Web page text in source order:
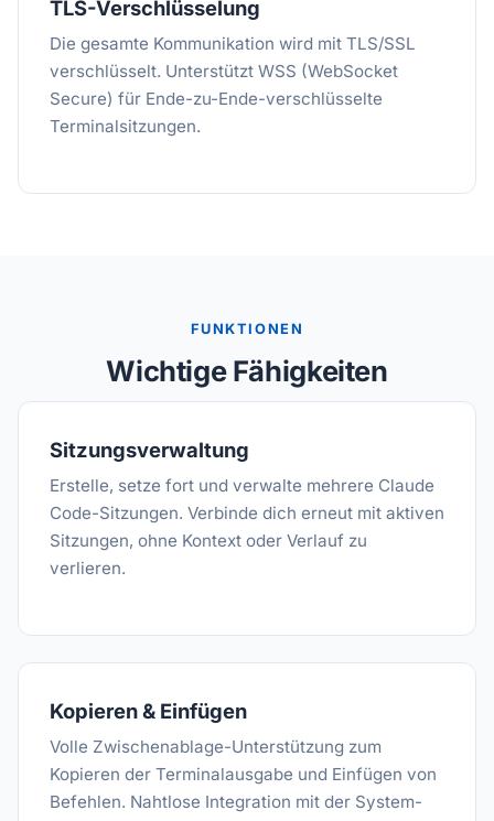
TLS-Verschlüsselung
Die gesamte Kommunikation wird mit TLS/SSL
verschlüsselt. Unterstützt WSS (WebSocket
Secure) für Ende-zu-Ende-verschlüsselte
Terminalsitzungen.
FUNKTIONEN
Wichtige Fähigkeiten
Sitzungsverwaltung
Erstelle, setze fort und verwalte mehrere Claude
Code-Sitzungen. Verbinde dich erneut mit aktiven
Sitzungen, ohne Kontext oder Verlauf zu
verlieren.
Kopieren & Einfügen
Volle Zwischenablage-Unterstützung zum
Kopieren der Terminalausgabe und Einfügen von
Befehlen. Nahtlose Integration mit der System-